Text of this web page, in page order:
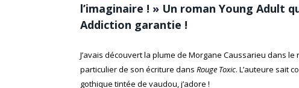
l’imaginaire ! » Un roman Young Adult
Addiction garantie !
J’avais découvert la plume de Morgane Caussarieu dans le
particulier de son écriture dans Rouge Toxic. L’auteure sait
gothique tintée de vaudou, j’adore !